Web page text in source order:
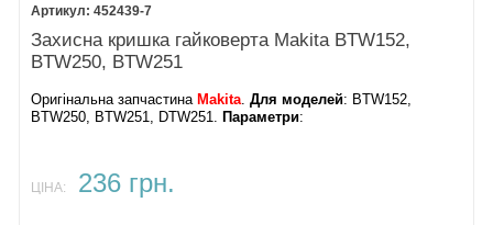
452439-7
Захисна кришка гайковерта Makita BTW152,
BTW250, BTW251
Оригінальна запчастина Makita.Для моделей: BTW152,
BTW250, BTW251, DTW251. Параметри:
ЦІНА: 236 грн.